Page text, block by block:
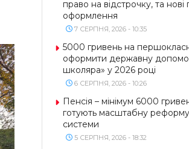
право на відстрочку, та нові
оформлення
7 СЕРПНЯ, 2026 - 10:35
5000 гривень на
оформити державну
школяра» у 2026 році
6 СЕРПНЯ, 2026 - 10:26
Пенсія – мінімум 6000
готують масштабну реформу
системи
5 СЕРПНЯ, 2026 - 18:32